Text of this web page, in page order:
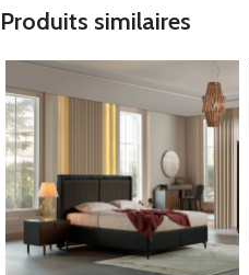
Produits similaires